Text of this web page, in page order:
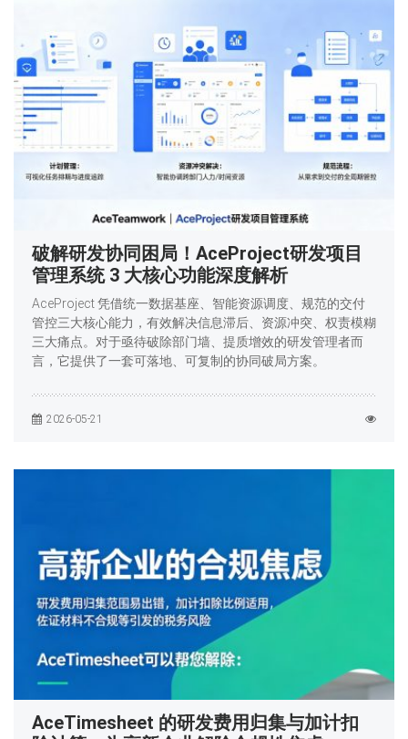
破解研发协同困局！AceProject研发项目
管理系统 3 大核心功能深度解析
AceProject 凭借统一数据基座、智能资源调度、规范的交付
管控三大核心能力，有效解决信息滞后、资源冲突、权责模糊
三大痛点。对于亟待破除部门墙、提质增效的研发管理者而
言，它提供了一套可落地、可复制的协同破局方案。
2026-05-21
AceTimesheet 的研发费用归集与加计扣